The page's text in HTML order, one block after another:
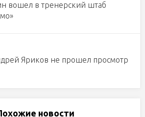
вошел в тренерский штаб
Яриков не прошел просмотр
новости